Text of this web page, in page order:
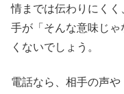
情までは伝わりにく
手が「そんな意味じ
くないでしょう。
電話なら、相手の声や